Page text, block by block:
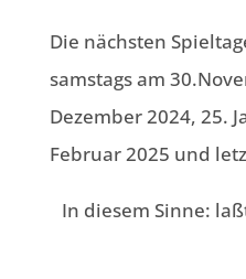
Die nächsten
samstags am
Dezember 2024, 25.
Februar 2025 und
In diesem Sinne: